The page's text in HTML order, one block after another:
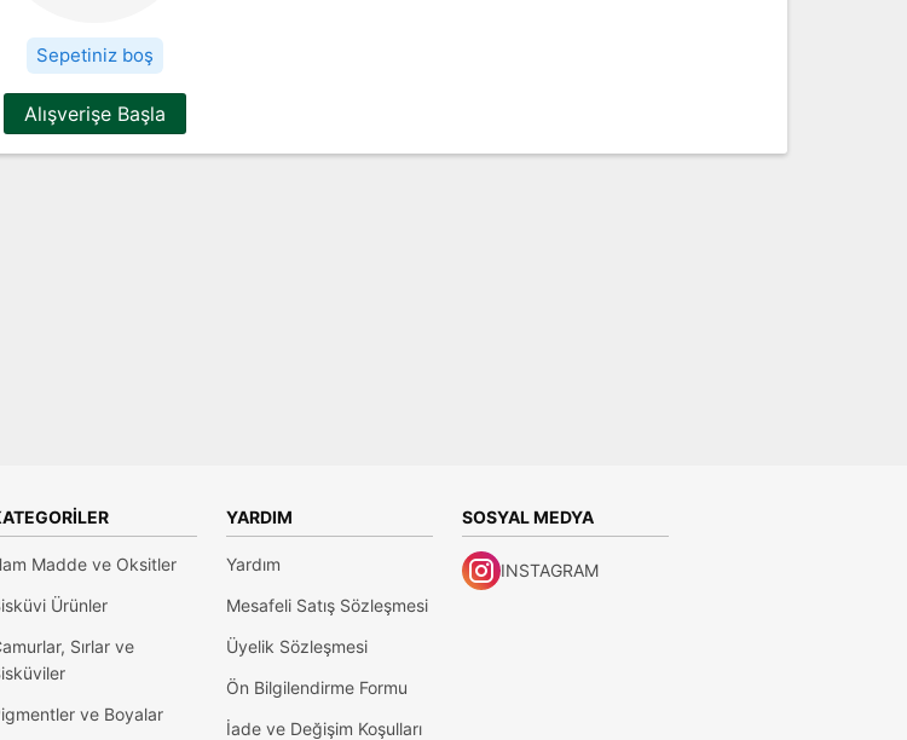
Sepetiniz boş
Alışverişe Başla
Madde ve Oksitler
Ürünler
Sırlar ve
ve Boyalar
YARDIM
Yardım
Mesafeli Satış Sözleşmesi
Üyelik Sözleşmesi
Ön Bilgilendirme Formu
İade ve Değişim Koşulları
SOSYAL MEDYA
INSTAGRAM